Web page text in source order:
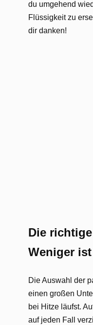
du umgehend
Flüssigkeit zu
dir danken!
Die
Weniger
Die Auswahl der
einen großen
bei Hitze läufst.
auf jeden Fall